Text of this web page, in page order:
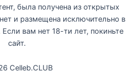
была получена из открытых
и размещена исключительно в
вам нет 18-ти лет, покиньте
сайт.
Celleb.CLUB